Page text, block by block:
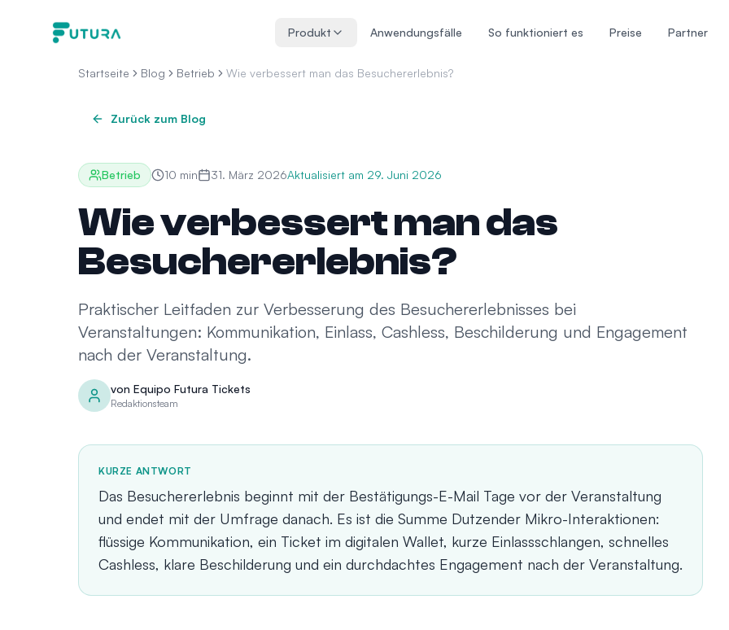
Produkt Anwendungsfälle So funktioniert es Preise Partner
Startseite Blog Betrieb Wie verbessert man das Besuchererlebnis?
Zurück zum Blog
Betrieb 10 min 31. März 2026Aktualisiert am 29. Juni 2026
Wie verbessert man das
Besuchererlebnis?
Praktischer Leitfaden zur Verbesserung des Besuchererlebnisses bei
Veranstaltungen: Kommunikation, Einlass, Cashless, Beschilderung und Engagement
nach der Veranstaltung.
von Equipo Futura Tickets
Redaktionsteam
KURZE ANTWORT
Das Besuchererlebnis beginnt mit der Bestätigungs-E-Mail Tage vor der Veranstaltung
und endet mit der Umfrage danach. Es ist die Summe Dutzender Mikro-Interaktionen:
flüssige Kommunikation, ein Ticket im digitalen Wallet, kurze Einlassschlangen, schnelles
Cashless, klare Beschilderung und ein durchdachtes Engagement nach der Veranstaltung.